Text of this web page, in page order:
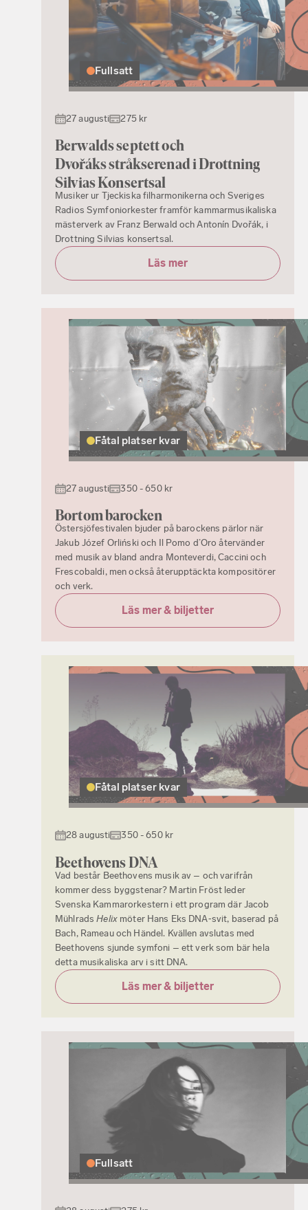
Fullsatt
27 augusti 275 kr
Berwalds septett och
Dvořáks stråkserenad i Drottning
Silvias Konsertsal
Musiker ur Tjeckiska filharmonikerna och Sveriges
Radios Symfoniorkester framför kammarmusikaliska
mästerverk av Franz Berwald och Antonín Dvořák, i
Drottning Silvias konsertsal.
Läs mer
Fåtal platser kvar
27 augusti 350 - 650 kr
Bortom barocken
Östersjöfestivalen bjuder på barockens pärlor när
Jakub Józef Orliński och Il Pomo d’Oro återvänder
med musik av bland andra Monteverdi, Caccini och
Frescobaldi, men också återupptäckta kompositörer
och verk.
Läs mer & biljetter
Fåtal platser kvar
28 augusti 350 - 650 kr
Beethovens DNA
Vad består Beethovens musik av – och varifrån
kommer dess byggstenar? Martin Fröst leder
Svenska Kammarorkestern i ett program där Jacob
MühlradsHelixmöter Hans Eks DNA‑svit, baserad på
Bach, Rameau och Händel. Kvällen avslutas med
Beethovens sjunde symfoni – ett verk som bär hela
detta musikaliska arv i sitt DNA.
Läs mer & biljetter
Fullsatt